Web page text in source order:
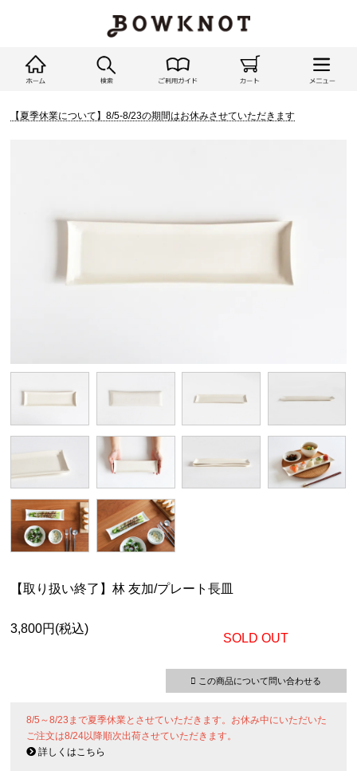
【夏季休業について】8/5-8/23の期間はお休みさせていただきます
【取り扱い終了】林 友加/プレート長皿
3,800円(税込)
SOLD OUT
この商品について問い合わせる
8/5～8/23まで夏季休業とさせていただきます。お休み中にいただいた
ご注文は8/24以降順次出荷させていただきます。
詳しくはこちら